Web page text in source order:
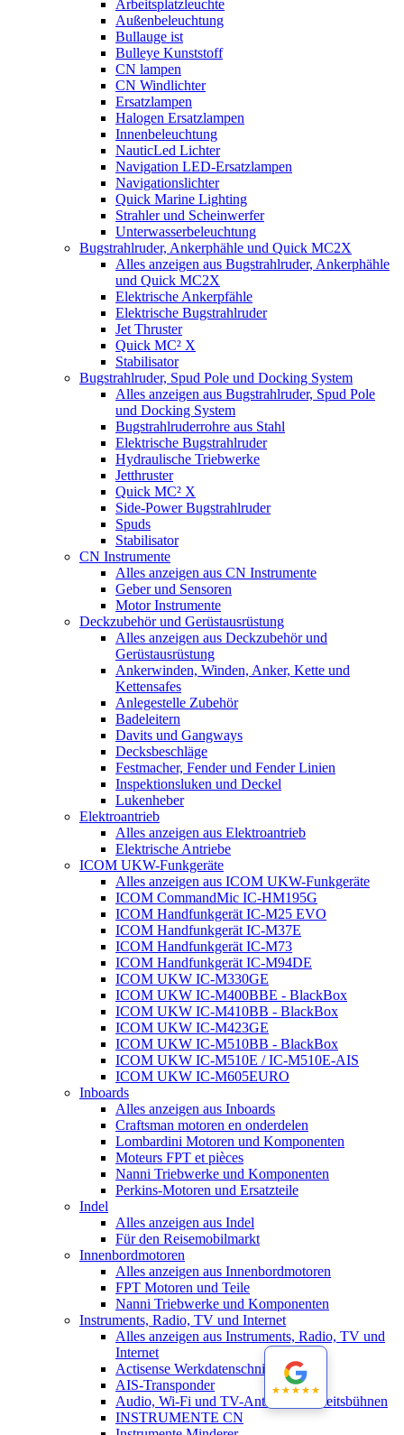
Arbeitsplatzleuchte
Außenbeleuchtung
Bullauge ist
Bulleye Kunststoff
CN lampen
CN Windlichter
Ersatzlampen
Halogen Ersatzlampen
Innenbeleuchtung
NauticLed Lichter
Navigation LED-Ersatzlampen
Navigationslichter
Quick Marine Lighting
Strahler und Scheinwerfer
Unterwasserbeleuchtung
Bugstrahlruder, Ankerphähle und Quick MC2X
Alles anzeigen aus Bugstrahlruder, Ankerphähle
und Quick MC2X
Elektrische Ankerpfähle
Elektrische Bugstrahlruder
Jet Thruster
Quick MC² X
Stabilisator
Bugstrahlruder, Spud Pole und Docking System
Alles anzeigen aus Bugstrahlruder, Spud Pole
und Docking System
Bugstrahlruderrohre aus Stahl
Elektrische Bugstrahlruder
Hydraulische Triebwerke
Jetthruster
Quick MC² X
Side-Power Bugstrahlruder
Spuds
Stabilisator
CN Instrumente
Alles anzeigen aus CN Instrumente
Geber und Sensoren
Motor Instrumente
Deckzubehör und Gerüstausrüstung
Alles anzeigen aus Deckzubehör und
Gerüstausrüstung
Ankerwinden, Winden, Anker, Kette und
Kettensafes
Anlegestelle Zubehör
Badeleitern
Davits und Gangways
Decksbeschläge
Festmacher, Fender und Fender Linien
Inspektionsluken und Deckel
Lukenheber
Elektroantrieb
Alles anzeigen aus Elektroantrieb
Elektrische Antriebe
ICOM UKW-Funkgeräte
Alles anzeigen aus ICOM UKW-Funkgeräte
ICOM CommandMic IC-HM195G
ICOM Handfunkgerät IC-M25 EVO
ICOM Handfunkgerät IC-M37E
ICOM Handfunkgerät IC-M73
ICOM Handfunkgerät IC-M94DE
ICOM UKW IC-M330GE
ICOM UKW IC-M400BBE - BlackBox
ICOM UKW IC-M410BB - BlackBox
ICOM UKW IC-M423GE
ICOM UKW IC-M510BB - BlackBox
ICOM UKW IC-M510E / IC-M510E-AIS
ICOM UKW IC-M605EURO
Inboards
Alles anzeigen aus Inboards
Craftsman motoren en onderdelen
Lombardini Motoren und Komponenten
Moteurs FPT et pièces
Nanni Triebwerke und Komponenten
Perkins-Motoren und Ersatzteile
Indel
Alles anzeigen aus Indel
Für den Reisemobilmarkt
Innenbordmotoren
Alles anzeigen aus Innenbordmotoren
FPT Motoren und Teile
Nanni Triebwerke und Komponenten
Instruments, Radio, TV und Internet
Alles anzeigen aus Instruments, Radio, TV und
Internet
Actisense Werkdatenschnitt
AIS-Transponder
Audio, Wi-Fi und TV-Antennen-Arbeitsbühnen
INSTRUMENTE CN
★★★★★
★★★★★